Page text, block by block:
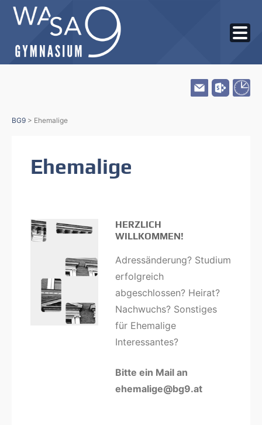
BG9 > Ehemalige
Ehemalige
HERZLICH
WILLKOMMEN!
Adressänderung? Studium
erfolgreich
abgeschlossen? Heirat?
Nachwuchs? Sonstiges
für Ehemalige
Interessantes?
Bitte ein Mail an
ehemalige@bg9.at